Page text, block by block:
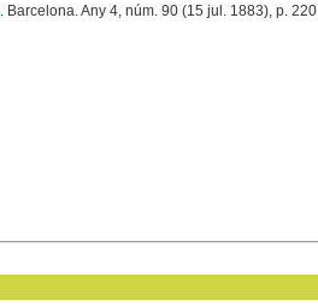
. Barcelona. Any 4, núm. 90 (15 jul. 1883), p. 220